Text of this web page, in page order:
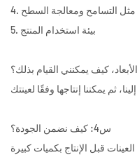
5. بيئة استخدام المنتج
س4: كيف نضمن الجودة؟